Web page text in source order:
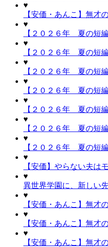
♥
【安価・あんこ】無才
♥
【２０２６年 夏の短
♥
【２０２６年 夏の短
♥
【２０２６年 夏の短
♥
【２０２６年 夏の短
♥
【２０２６年 夏の短
♥
【２０２６年 夏の短
♥
【２０２６年 夏の短
♥
【安価】やらない夫
♥
異世界学園に、新し
♥
【安価・あんこ】無才
♥
【安価・あんこ】無才
♥
【安価・あんこ】無才